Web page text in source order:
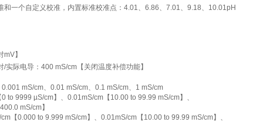
和一个自定义校准，内置标准校准点：4.01、6.86、7.01、9.18、10.01pH
】
实际电导：400 mS/cm【关闭温度补偿功能】
mS/cm、0.01 mS/cm、0.1 mS/cm、1 mS/cm
to 9999 µS/cm】、0.01mS/cm【10.00 to 99.99 mS/cm】、
mS/cm】
【0.000 to 9.999 mS/cm】、0.01mS/cm【10.00 to 99.99 mS/cm】、